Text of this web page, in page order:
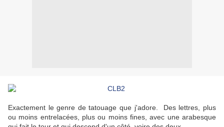
Exactement le genre de tatouage que j'adore. Des lettres, plus
ou moins entrelacées, plus ou moins fines, avec une arabesque